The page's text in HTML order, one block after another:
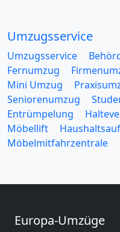
Umzugsservice
Umzugsservice
Fernumzug
Mini Umzug
Seniorenumzug
Entrümpelung
Möbellift
Möbelmitfahrzentrale
Europa-Umzüge